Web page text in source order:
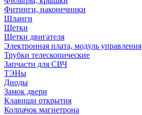
Фитинги, наконечники
Шланги
Щетки
Щетки двигателя
Электронная плата, модуль управления
Трубки телескопические
Запчасти для СВЧ
ТЭНы
Диоды
Замок двери
Клавиши открытия
Колпачок магнетрона